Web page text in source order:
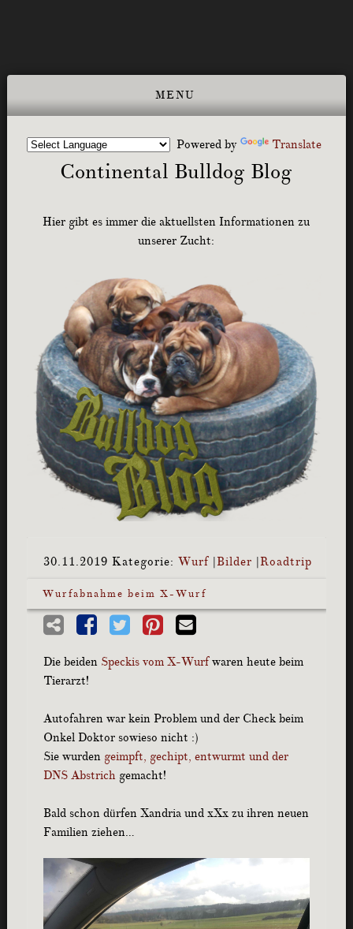
Powered by Translate
Continental Bulldog Blog
Hier gibt es immer die aktuellsten Informationen zu
unserer Zucht:
30.11.2019 Kategorie: Wurf| Bilder Roadtrip
Wurfabnahme beim X-Wurf
Die beiden Speckis vom X-Wurfwaren heute beim
Tierarzt!
Autofahren war kein Problem und der Check beim
Onkel Doktor sowieso nicht :)
Sie wurden geimpft, gechipt, entwurmt und der
DNS Abstrich gemacht!
Bald schon dürfen Xandria und xXx zu ihren neuen
Familien ziehen…